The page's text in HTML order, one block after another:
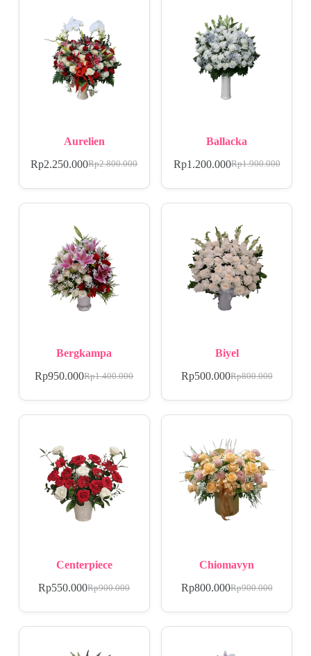
Aurelien
Rp2.800.000
Rp2.250.000
Ballacka
Rp1.900.000
Rp1.200.000
Bergkampa
Rp1.400.000
Rp950.000
Biyel
Rp800.000
Rp500.000
Centerpiece
Rp900.000
Rp550.000
Chiomavyn
Rp900.000
Rp800.000